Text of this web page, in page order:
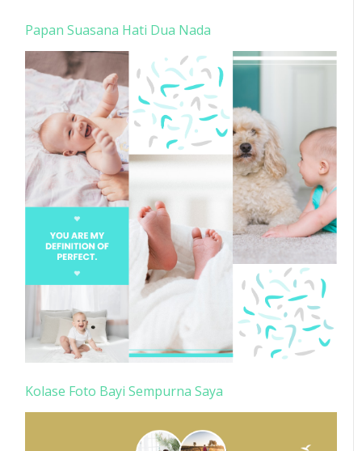
Papan Suasana Hati Dua Nada
Kolase Foto Bayi Sempurna Saya